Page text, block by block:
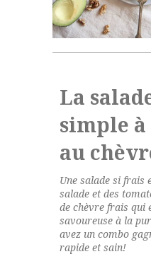
La
simple
au
Une salade si frais
salade et des
de chèvre frais qui
savoureuse à la
avez un combo
rapide et sain!